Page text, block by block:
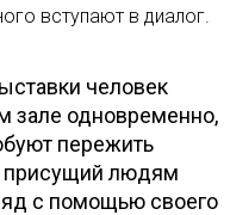
вступают в диалог.
человек
зале одновременно,
пережить
присущий людям
с помощью своего